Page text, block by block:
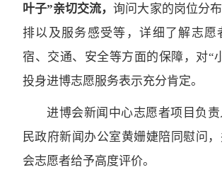
叶子”亲切交流，询问大家的岗位分
排以及服务感受等，详细了解志愿
宿、交通、安全等方面的保障，对“
投身进博志愿服务表示充分肯定。
进博会新闻中心志愿者项目负
民政府新闻办公室黄姗婕陪同慰问
会志愿者给予高度评价。